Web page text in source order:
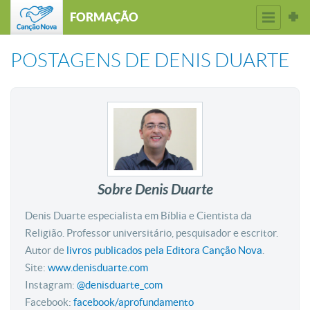
FORMAÇÃO
POSTAGENS DE DENIS DUARTE
Sobre Denis Duarte
Denis Duarte especialista em Bíblia e Cientista da
Religião. Professor universitário, pesquisador e escritor.
Autor de livros publicados pela Editora Canção Nova
Site: www.denisduarte.com
Instagram: @denisduarte_com
Facebook: facebook/aprofundamento